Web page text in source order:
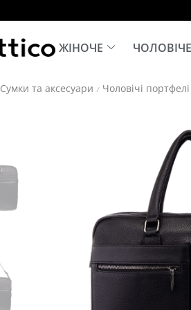
ЖІНОЧЕ ЧОЛОВІЧЕ
Сумки та аксесуари / Чоловічі портфелі